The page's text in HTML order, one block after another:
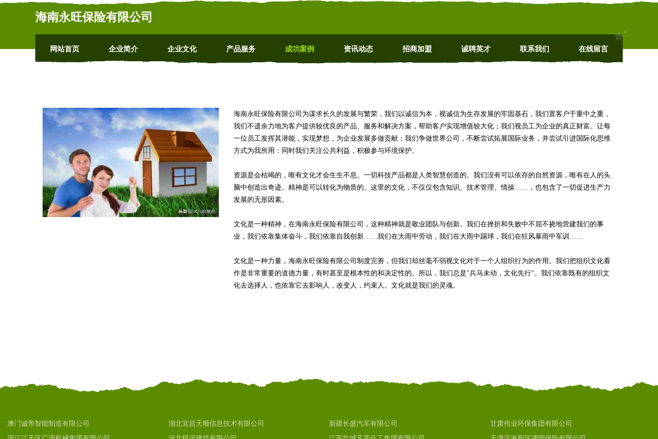
海南永旺保险有限公司
网站首页 企业简介 企业文化 产品服务 成功案例 资讯动态 招商加盟 诚聘英才 联系我们 在线留言
海南永旺保险有限公司为谋求长久的发展与繁荣，我们以诚信为本，视诚信为生存发展的牢固基石，我们置客户于重中之重，
我们不遗余力地为客户提供较优良的产品、服务和解决方案，帮助客户实现增值较大化；我们视员工为企业的真正财富。让每
一位员工发挥其潜能，实现梦想，为企业发展多做贡献；我们争做世界公司，不断尝试拓展国际业务，并尝试引进国际化思维
方式为我所用：同时我们关注公共利益，积极参与环境保护。
资源是会枯竭的，唯有文化才会生生不息。一切科技产品都是人类智慧创造的。我们没有可以依存的自然资源，唯有在人的头
脑中创造出奇迹。精神是可以转化为物质的。这里的文化，不仅仅包含知识、技术管理、情操……，也包含了一切促进生产力
发展的无形因素。
文化是一种精神，在海南永旺保险有限公司，这种精神就是敬业团队与创新。我们在挫折和失败中不屈不挠地营建我们的事
业，我们依靠集体奋斗，我们依靠自我创新……我们在大雨中劳动，我们在大雨中踢球，我们在狂风暴雨中军训……
文化是一种力量，海南永旺保险有限公司制度完善，但我们却丝毫不弱视文化对于一个人组织行为的作用。我们把组织文化看
作是非常重要的道德力量，有时甚至是根本性的和决定性的。所以，我们总是"兵马未动，文化先行"。我们依靠既有的组织文
化去选择人，也依靠它去影响人，改变人，约束人。文化就是我们的灵魂。
澳门诚帝智能制造有限公司 湖北宜昌天顺信息技术有限公司 新疆长盛汽车有限公司
甘肃伟业环保集团有限公司